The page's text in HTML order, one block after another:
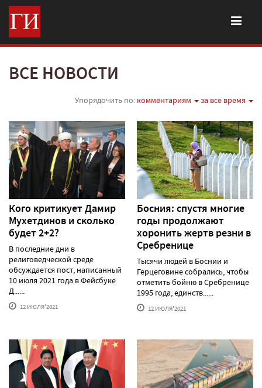
ВСЕ НОВОСТИ
Упорядочить по: комментариям за все время
Кого критикует Дамир
Мухетдинов и сколько
будет 2+2?
В последние дни в
религоведческой среде
обсуждается пост, написанный
10 июля 2021 года в Фейсбуке
Д......
12 ИЮЛЯ'2021
Босния: спустя многие
годы продолжают
хоронить жертв резни в
Сребренице
Тысячи людей в Боснии и
Герцеговине собрались, чтобы
отметить бойню в Сребренице
1995 года, единств......
12 ИЮЛЯ'2021